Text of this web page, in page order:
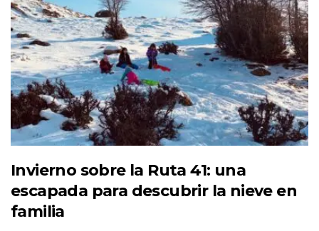
Invierno sobre la Ruta 41: una
escapada para descubrir la nieve en
familia